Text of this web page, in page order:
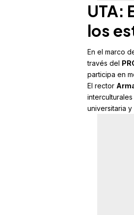
UTA:
los
En el marco
través del
participa en
El rector
universitaria